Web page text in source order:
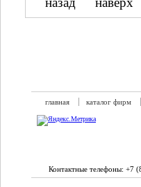
главная каталог фирм
Контактные телефоны: +7